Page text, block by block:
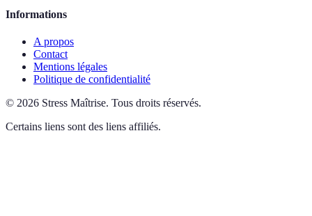
Informations
A propos
Contact
Mentions légales
Politique de confidentialité
© 2026 Stress Maîtrise. Tous droits réservés.
Certains liens sont des liens affiliés.